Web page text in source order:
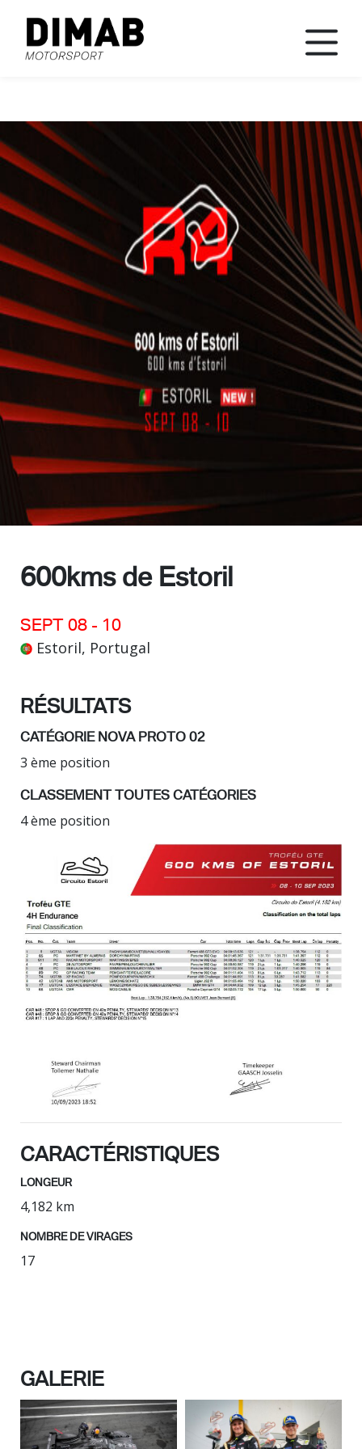
News
Team
Contact
600kms de Estoril
SEPT 08 - 10
Estoril, Portugal
RÉSULTATS
CATÉGORIE NOVA PROTO 02
3 ème position
CLASSEMENT TOUTES CATÉGORIES
4 ème position
CARACTÉRISTIQUES
LONGEUR
4,182 km
NOMBRE DE VIRAGES
17
GALERIE